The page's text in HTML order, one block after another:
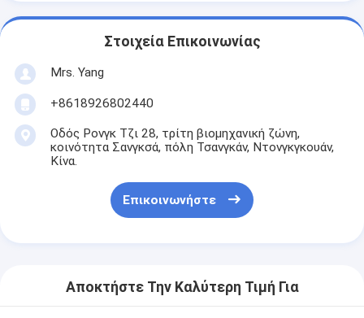
Στοιχεία Επικοινωνίας
Mrs. Yang
+8618926802440
Οδός Ρονγκ Τζι 28, τρίτη βιομηχανική ζώνη,
κοινότητα Σανγκσά, πόλη Τσανγκάν, Ντονγκγκουάν,
Κίνα.
Επικοινωνήστε
Αποκτήστε Την Καλύτερη Τιμή Για